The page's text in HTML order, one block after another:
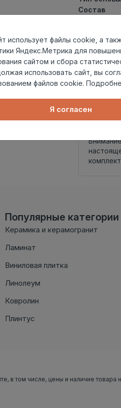
Состав
Класс
Длина
Ширина
Страна
Осталось
Популярные категории
Керамика и керамогранит
Ламинат
Виниловая плитка
Линолеум
Ковролин
Плинтус
в том числе, цены и наличие
использует файлы cookie, а
Яндекс.Метрика для
сайтом и сбора
использовать сайт, вы
файлов cookie.
Я согласен